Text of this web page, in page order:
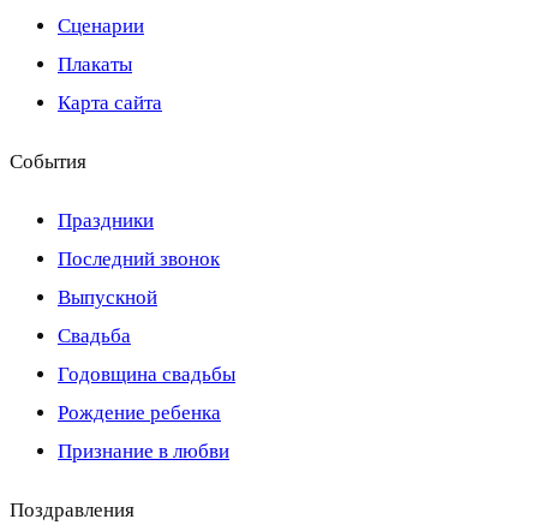
Сценарии
Плакаты
Карта сайта
События
Праздники
Последний звонок
Выпускной
Свадьба
Годовщина свадьбы
Рождение ребенка
Признание в любви
Поздравления